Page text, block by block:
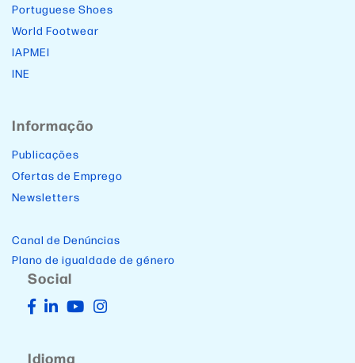
Portuguese Shoes
World Footwear
IAPMEI
INE
Informação
Publicações
Ofertas de Emprego
Newsletters
Canal de Denúncias
Plano de igualdade de género
Social
Idioma